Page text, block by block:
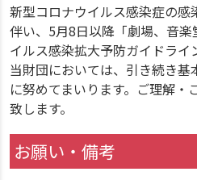
新型コロナウイルス感染症の
伴い、5月8日以降「劇場、音
イルス感染拡大予防ガイドライ
当財団においては、引き続き
に努めてまいります。ご理解・
致します。
お願い・備考